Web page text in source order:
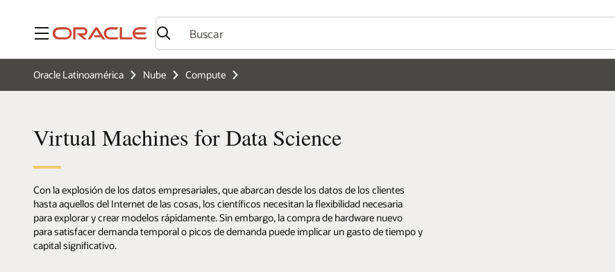
Menú
Oracle Latinoamérica Nube Compute
Virtual Machines for Data Science
Con la explosión de los datos empresariales, que abarcan desde los datos de los clientes
hasta aquellos del Internet de las cosas, los científicos necesitan la flexibilidad necesaria
para explorar y crear modelos rápidamente. Sin embargo, la compra de hardware nuevo
para satisfacer demanda temporal o picos de demanda puede implicar un gasto de tiempo y
capital significativo.